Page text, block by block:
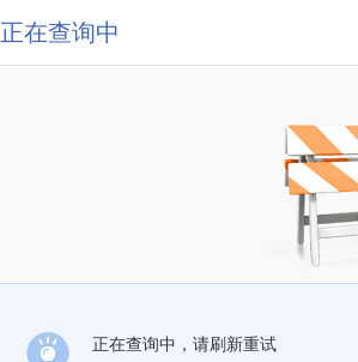
正在查询中
正在查询中，请刷新重试